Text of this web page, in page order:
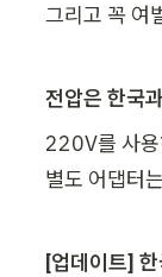
그리고 꼭 여
전압은 한국
220V를 사용
별도 어댑터
[업데이트]